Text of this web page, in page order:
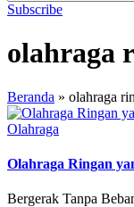
Subscribe
olahraga
Beranda » olahraga
Posted
Olahraga
Olahraga Ringan
Bergerak Tanpa